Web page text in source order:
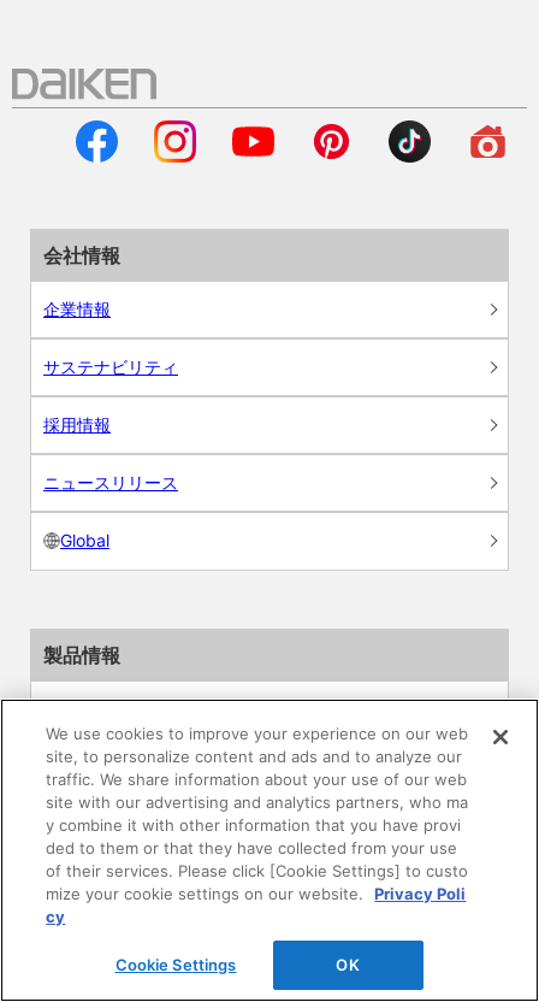
会社情報
企業情報
サステナビリティ
採用情報
ニュースリリース
Global
製品情報
建材製品情報 総合TOP
住宅向け
公共・商業施設向け
エンジニアリング情報
We use cookies to improve your experience on our web
site, to personalize content and ads and to analyze our
traffic. We share information about your use of our web
site with our advertising and analytics partners, who ma
y combine it with other information that you have provi
ded to them or that they have collected from your use
of their services. Please click [Cookie Settings] to custo
mize your cookie settings on our website.
Privacy Poli
cy
Cookie Settings OK